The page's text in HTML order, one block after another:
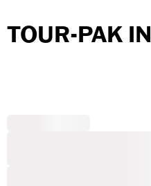
TOUR-PAK